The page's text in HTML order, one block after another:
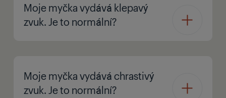
Moje myčka vydává klepavý
zvuk. Je to normální?
Moje myčka vydává chrastivý
zvuk. Je to normální?